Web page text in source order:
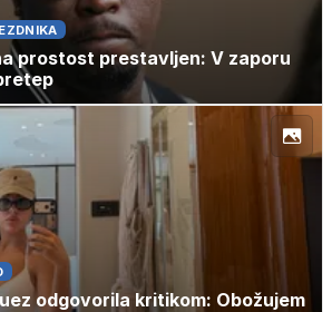
prostost prestavljen: V zaporu
odgovorila kritikom: Obožujem